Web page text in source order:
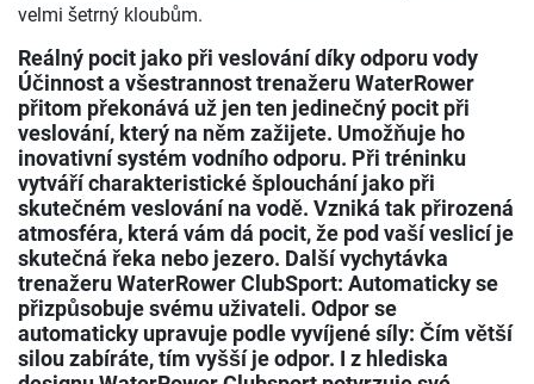
velmi šetrný kloubům.
Reálný pocit jako při veslování díky odporu vody
Účinnost a všestrannost trenažeru WaterRower
přitom překonává už jen ten jedinečný pocit při
veslování, který na něm zažijete. Umožňuje ho
inovativní systém vodního odporu. Při tréninku
vytváří charakteristické šplouchání jako při
skutečném veslování na vodě. Vzniká tak přirozená
atmosféra, která vám dá pocit, že pod vaší veslicí je
skutečná řeka nebo jezero. Další vychytávka
trenažeru WaterRower ClubSport: Automaticky se
přizpůsobuje svému uživateli. Odpor se
automaticky upravuje podle vyvíjené síly: Čím větší
silou zabíráte, tím vyšší je odpor. I z hlediska